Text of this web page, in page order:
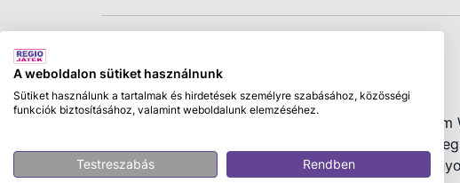
Schleich Old English Sheepdog
A Schleich 13968 Óangol Juhászkutya figura a
kidolgozott játék, amely az angol juhászkutyák
juhászkutyák valójában terelőkutyák, és
A weboldalon sütiket használnunk
Sütiket használunk a tartalmak és hirdetések személyre szabásához, közösségi
funkciók biztosításához, valamint weboldalunk elemzéséhez.
Testreszabás Rendben